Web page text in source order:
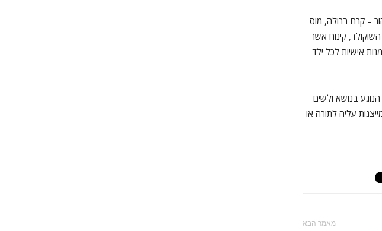
– קרם ברולה, מוס
קינוח אשר
אישיות לכל ילד
בנושא ולשים
עליה לתורה או
מאמר הבא